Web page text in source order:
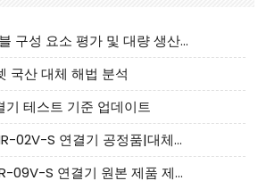
CNC Tech 국산 케이블 구성 요소 평가 및 대량 생산 적합성 가이드
국산 대체 해법 분석
기 테스트 기준 업데이트
JST 연결기- JST NSHR-02V-S 연결기 공정품|대체품 제공
JST 연결기 - JST GHR-09V-S 연결기 원본 제품 제공 | 대체품 제공